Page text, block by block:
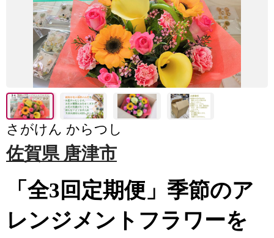
さがけん からつし
佐賀県 唐津市
「全3回定期便」季節のア
レンジメントフラワーを